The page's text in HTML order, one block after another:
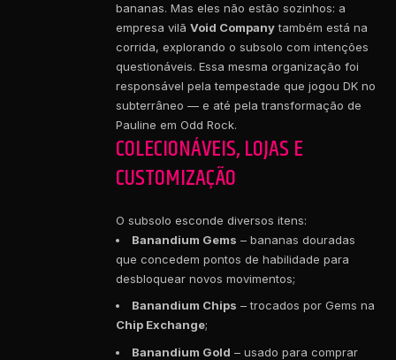
bananas. Mas eles não estão sozinhos: a
empresa vilã Void Companytambém está na
corrida, explorando o subsolo com intenções
questionáveis. Essa mesma organização foi
responsável pela tempestade que jogou DK no
subterrâneo — e até pela transformação de
Pauline em Odd Rock.
COLECIONÁVEIS, LOJAS E
CUSTOMIZAÇÃO
O subsolo esconde diversos itens:
Banandium Gems – bananas douradas
que concedem pontos de habilidade para
desbloquear novos movimentos;
Banandium Chips – trocados por Gems na
Chip Exchange;
Banandium Gold – usado para comprar